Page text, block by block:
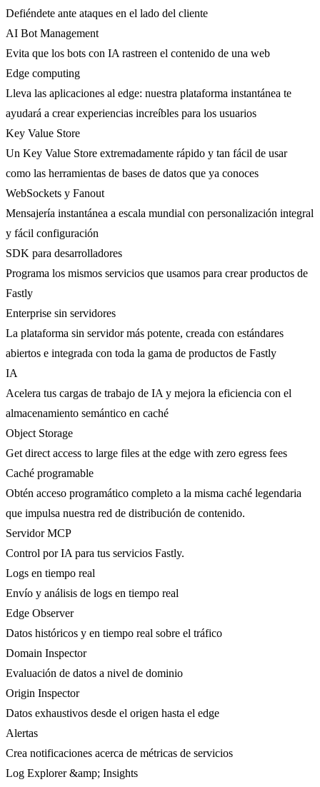
Defiéndete ante ataques en el lado del cliente
AI Bot Management
Evita que los bots con IA rastreen el contenido de una web
Edge computing
Lleva las aplicaciones al edge: nuestra plataforma instantánea te
ayudará a crear experiencias increíbles para los usuarios
Key Value Store
Un Key Value Store extremadamente rápido y tan fácil de usar
como las herramientas de bases de datos que ya conoces
WebSockets y Fanout
Mensajería instantánea a escala mundial con personalización integral
y fácil configuración
SDK para desarrolladores
Programa los mismos servicios que usamos para crear productos de
Fastly
Enterprise sin servidores
La plataforma sin servidor más potente, creada con estándares
abiertos e integrada con toda la gama de productos de Fastly
IA
Acelera tus cargas de trabajo de IA y mejora la eficiencia con el
almacenamiento semántico en caché
Object Storage
Get direct access to large files at the edge with zero egress fees
Caché programable
Obtén acceso programático completo a la misma caché legendaria
que impulsa nuestra red de distribución de contenido.
Servidor MCP
Control por IA para tus servicios Fastly.
Logs en tiempo real
Envío y análisis de logs en tiempo real
Edge Observer
Datos históricos y en tiempo real sobre el tráfico
Domain Inspector
Evaluación de datos a nivel de dominio
Origin Inspector
Datos exhaustivos desde el origen hasta el edge
Alertas
Crea notificaciones acerca de métricas de servicios
Log Explorer &amp; Insights